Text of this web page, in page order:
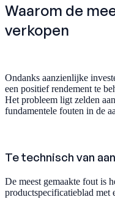
Waarom de
verkopen
Ondanks aanzienlijke
een positief rendement te
Het probleem ligt zelden
fundamentele fouten in de
Te technisch van
De meest gemaakte fout is
productspecificatieblad met